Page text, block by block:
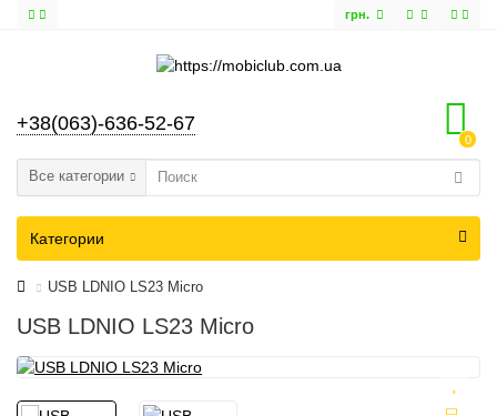
грн.
+38(063)-636-52-67
0
Все категории
Категории
USB LDNIO LS23 Micro
USB LDNIO LS23 Micro